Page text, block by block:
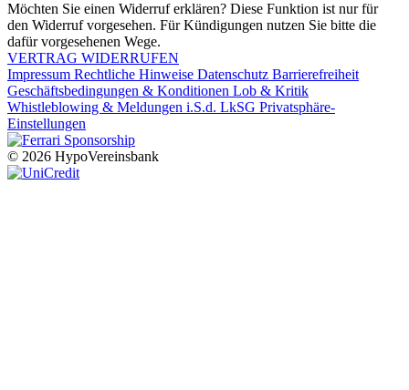
Möchten Sie einen Widerruf erklären? Diese Funktion ist nur für
den Widerruf vorgesehen. Für Kündigungen nutzen Sie bitte die
dafür vorgesehenen Wege.
VERTRAG WIDERRUFEN
Impressum Rechtliche Hinweise Datenschutz Barrierefreiheit
Geschäftsbedingungen & Konditionen Lob & Kritik
Whistleblowing & Meldungen i.S.d. LkSG Privatsphäre-
Einstellungen
© 2026 HypoVereinsbank